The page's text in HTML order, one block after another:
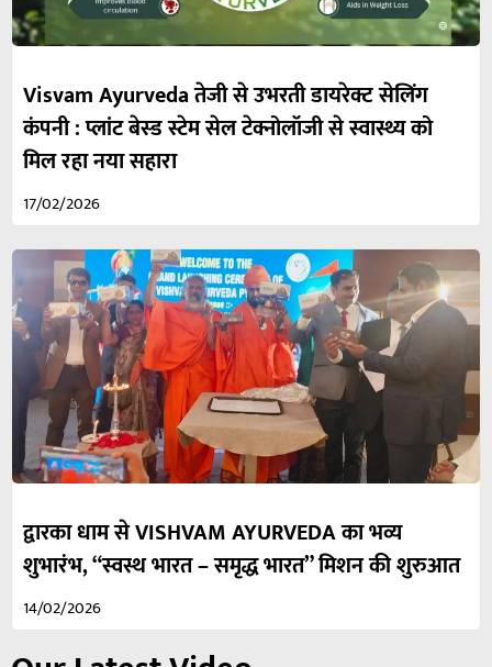
Visvam Ayurveda तेजी से उभरती डायरेक्ट सेलिंग
कंपनी : प्लांट बेस्ड स्टेम सेल टेक्नोलॉजी से स्वास्थ्य को
मिल रहा नया सहारा
17/02/2026
द्वारका धाम से VISHVAM AYURVEDA का भव्य
शुभारंभ, “स्वस्थ भारत – समृद्ध भारत” मिशन की शुरुआत
14/02/2026